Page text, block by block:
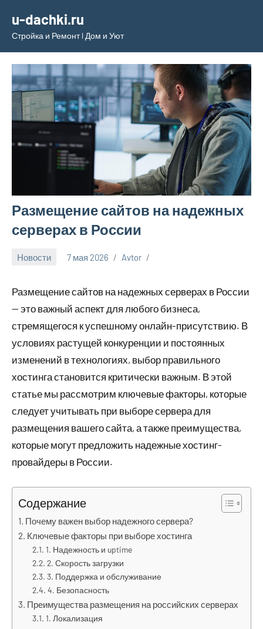
содержимому
u-dachki.ru
Стройка и Ремонт l Дом и Уют
Размещение сайтов на надежных
серверах в России
Новости 7 мая 2026 Avtor
Размещение сайтов на надежных серверах в России
— это важный аспект для любого бизнеса,
стремящегося к успешному онлайн-присутствию. В
условиях растущей конкуренции и постоянных
изменений в технологиях, выбор правильного
хостинга становится критически важным. В этой
статье мы рассмотрим ключевые факторы, которые
следует учитывать при выборе сервера для
размещения вашего сайта, а также преимущества,
которые могут предложить надежные хостинг-
провайдеры в России.
Содержание
Почему важен выбор надежного сервера?
Ключевые факторы при выборе хостинга
1. Надежность и uptime
2. Скорость загрузки
3. Поддержка и обслуживание
4. Безопасность
Преимущества размещения на российских серверах
1. Локализация